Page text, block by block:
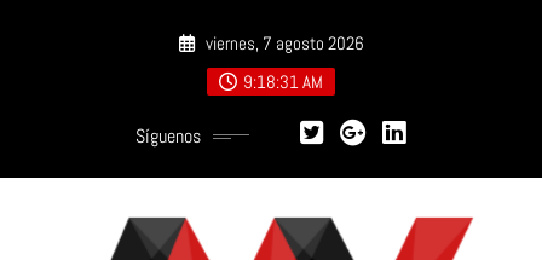
viernes, 7 agosto 2026
9:18:33 AM
Síguenos